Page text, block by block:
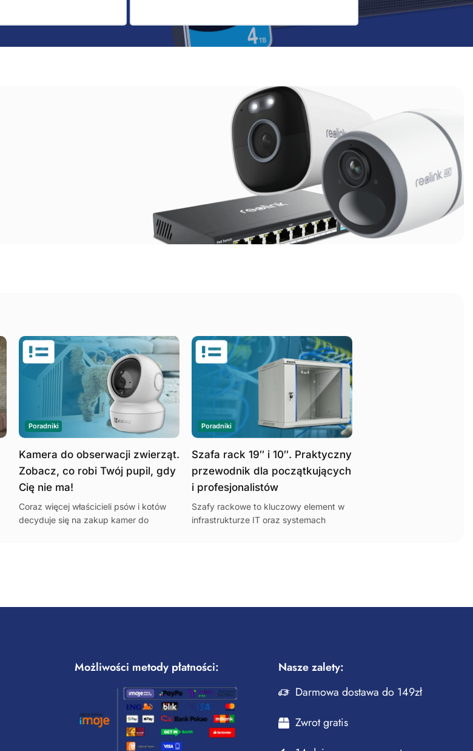
Poradniki
Kamera do obserwacji zwierząt.
Zobacz, co robi Twój pupil, gdy
Cię nie ma!
Coraz więcej właścicieli psów i kotów
decyduje się na zakup kamer do
Poradniki
Szafa rack 19″ i 10″. Praktyczny
przewodnik dla początkujących
i profesjonalistów
Szafy rackowe to kluczowy element w
infrastrukturze IT oraz systemach
Możliwości metody płatności:
Nasze zalety:
Darmowa dostawa do 149zł
Zwrot gratis